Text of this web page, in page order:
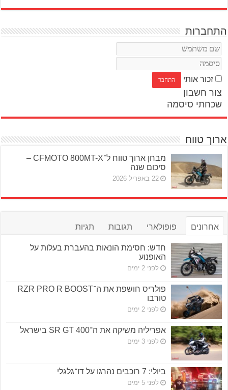
התחברות
זכור אותי
צור חשבון
שכחתי סיסמה
ארוך טווח
מבחן ארוך טווח ל־CFMOTO 800MT-X –
סיכום שנה
22 באפריל 2026
אחרונים פופולארי תגובות תגיות
חדש: חסימת הונאות בהעברת בעלות על
האופנוע
לפני 2 ימים
פולריס חושפת את ה־RZR PRO R BOOST
טורבו
לפני 2 ימים
אפריליה משיקה את ה־SR GT 400 בישראל
לפני 3 ימים
ביולי: 7 רוכבים נהרגו על דו־גלגלי
לפני 5 ימים